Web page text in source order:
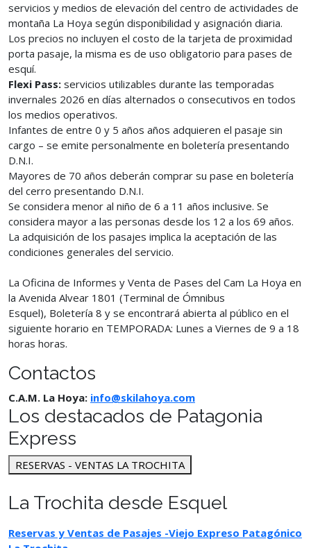
servicios y medios de elevación del centro de actividades de
montaña La Hoya según disponibilidad y asignación diaria.
Los precios no incluyen el costo de la tarjeta de proximidad
porta pasaje, la misma es de uso obligatorio para pases de
esquí.
Flexi Pass: servicios utilizables durante las temporadas
invernales 2026 en días alternados o consecutivos en todos
los medios operativos.
Infantes de entre 0 y 5 años años adquieren el pasaje sin
cargo – se emite personalmente en boletería presentando
D.N.I.
Mayores de 70 años deberán comprar su pase en boletería
del cerro presentando D.N.I.
Se considera menor al niño de 6 a 11 años inclusive. Se
considera mayor a las personas desde los 12 a los 69 años.
La adquisición de los pasajes implica la aceptación de las
condiciones generales del servicio.
La Oficina de Informes y Venta de Pases del Cam La Hoya en
la Avenida Alvear 1801 (Terminal de Ómnibus
Esquel), Boletería 8 y se encontrará abierta al público en el
siguiente horario en TEMPORADA: Lunes a Viernes de 9 a 18
horas horas.
Contactos
C.A.M. La Hoya: info@skilahoya.com
Los destacados de Patagonia
Express
RESERVAS - VENTAS LA TROCHITA
La Trochita desde Esquel
Reservas y Ventas de Pasajes -Viejo Expreso Patagónico